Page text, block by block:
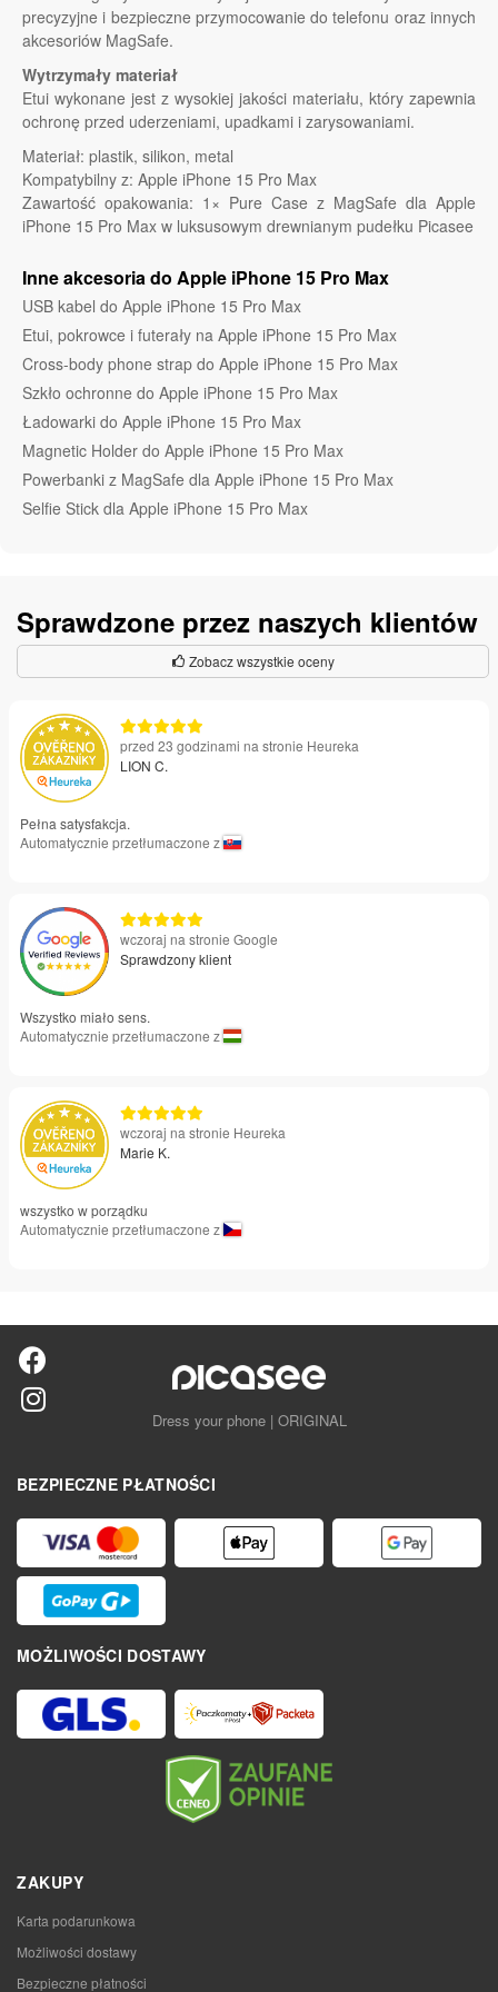
precyzyjne i bezpieczne przymocowanie do telefonu oraz innych
akcesoriów MagSafe.
Wytrzymały materiał
Etui wykonane jest z wysokiej jakości materiału, który zapewnia
ochronę przed uderzeniami, upadkami i zarysowaniami.
Materiał: plastik, silikon, metal
Kompatybilny z: Apple iPhone 15 Pro Max
Zawartość opakowania: 1× Pure Case z MagSafe dla Apple
iPhone 15 Pro Max w luksusowym drewnianym pudełku Picasee
Inne akcesoria do Apple iPhone 15 Pro Max
USB kabel do Apple iPhone 15 Pro Max
Etui, pokrowce i futerały na Apple iPhone 15 Pro Max
Cross-body phone strap do Apple iPhone 15 Pro Max
Szkło ochronne do Apple iPhone 15 Pro Max
Ładowarki do Apple iPhone 15 Pro Max
Magnetic Holder do Apple iPhone 15 Pro Max
Powerbanki z MagSafe dla Apple iPhone 15 Pro Max
Selfie Stick dla Apple iPhone 15 Pro Max
Sprawdzone przez naszych klientów
Zobacz wszystkie oceny
przed 23 godzinami na stronie Heureka
LION C.
Pełna satysfakcja.
Automatycznie przetłumaczone z
wczoraj na stronie Google
Sprawdzony klient
Wszystko miało sens.
Automatycznie przetłumaczone z
wczoraj na stronie Heureka
Marie K.
wszystko w porządku
Automatycznie przetłumaczone z
Dress your phone | ORIGINAL
BEZPIECZNE PŁATNOŚCI
MOŻLIWOŚCI DOSTAWY
ZAKUPY
Karta podarunkowa
Możliwości dostawy
Bezpieczne płatności